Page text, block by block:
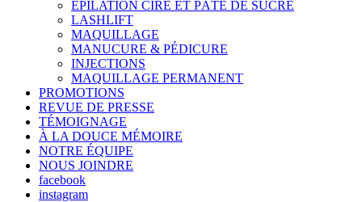
ÉPILATION CIRE ET PÂTE DE SUCRE
LASHLIFT
MAQUILLAGE
MANUCURE & PÉDICURE
INJECTIONS
MAQUILLAGE PERMANENT
PROMOTIONS
REVUE DE PRESSE
TÉMOIGNAGE
À LA DOUCE MÉMOIRE
NOTRE ÉQUIPE
NOUS JOINDRE
facebook
instagram